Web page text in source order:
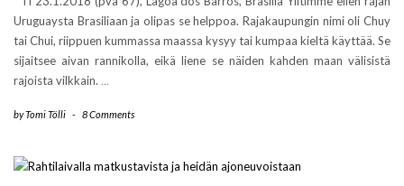
Uruguaysta Brasiliaan ja olipas se helppoa. Rajakaupungin nimi oli Chuy
tai Chui, riippuen kummassa maassa kysyy tai kumpaa kieltä käyttää. Se
sijaitsee aivan rannikolla, eikä liene se näiden kahden maan välisistä
rajoista vilkkain. …
byTomi Tölli - 8 Comments